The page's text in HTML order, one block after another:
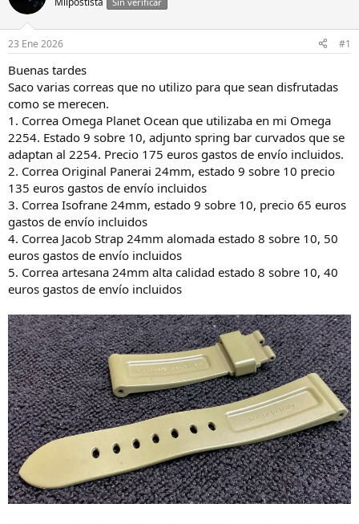
a
d
o
r
e
l
h
i
l
o
a
i
n
c
i
o
23 Ene 2026 #1
Buenas tardes
Saco varias correas que no utilizo para que sean disfrutadas
como se merecen.
1. Correa Omega Planet Ocean que utilizaba en mi Omega
2254. Estado 9 sobre 10, adjunto spring bar curvados que se
adaptan al 2254. Precio 175 euros gastos de envío incluidos.
2. Correa Original Panerai 24mm, estado 9 sobre 10 precio
135 euros gastos de envío incluidos
3. Correa Isofrane 24mm, estado 9 sobre 10, precio 65 euros
gastos de envío incluidos
4. Correa Jacob Strap 24mm alomada estado 8 sobre 10, 50
euros gastos de envío incluidos
5. Correa artesana 24mm alta calidad estado 8 sobre 10, 40
euros gastos de envío incluidos